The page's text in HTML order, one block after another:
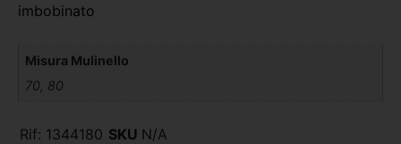
imbobinato
Misura Mulinello
70, 80
Rif: 1344180 SKU N/A